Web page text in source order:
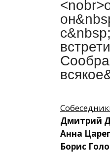
Дмитрий
Анна
Борис